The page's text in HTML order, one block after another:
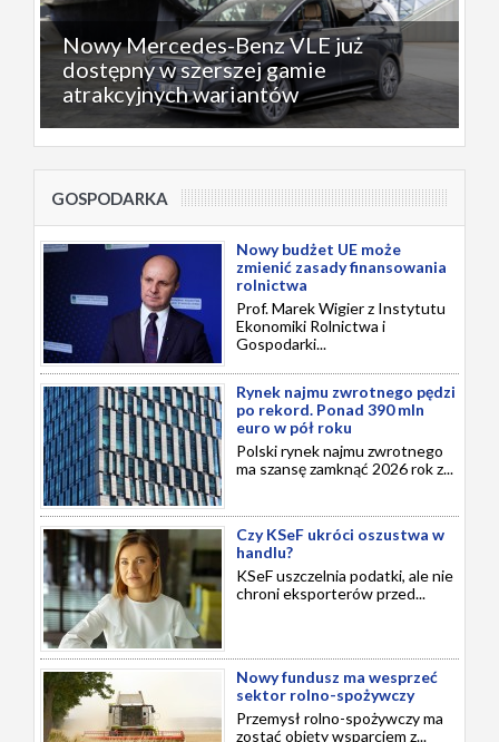
Nowy Mercedes-Benz VLE już
dostępny w szerszej gamie
atrakcyjnych wariantów
GOSPODARKA
Nowy budżet UE może
zmienić zasady finansowania
rolnictwa
Prof. Marek Wigier z Instytutu
Ekonomiki Rolnictwa i
Gospodarki...
Rynek najmu zwrotnego pędzi
po rekord. Ponad 390 mln
euro w pół roku
Polski rynek najmu zwrotnego
ma szansę zamknąć 2026 rok z...
Czy KSeF ukróci oszustwa w
handlu?
KSeF uszczelnia podatki, ale nie
chroni eksporterów przed...
Nowy fundusz ma wesprzeć
sektor rolno-spożywczy
Przemysł rolno-spożywczy ma
zostać objęty wsparciem z...